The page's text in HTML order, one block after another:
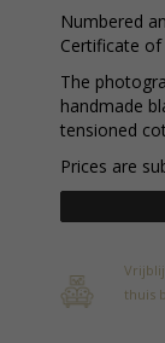
Numbered
Certificate
The
handmade
tensioned
Prices are
thuis